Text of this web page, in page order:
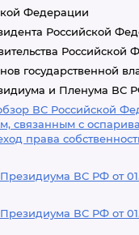
Федерации
Российской
Российской
государственной
и Пленума ВС
ВС Российской
связанным с
права
ВС РФ от
ВС РФ от